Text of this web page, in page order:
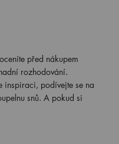
před nákupem
rozhodování.
inspiraci, podívejte se na
snů. A pokud si